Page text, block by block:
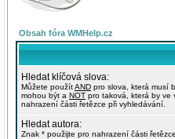
Obsah fóra WMHelp.cz
Hledat klíčová slova:
Můžete použítAND pro slova, která musí
mohou být a NOT pro taková, která by ve
nahrazení části řetězce při vyhledávání.
Hledat autora:
Znak * použijte pro nahrazení části